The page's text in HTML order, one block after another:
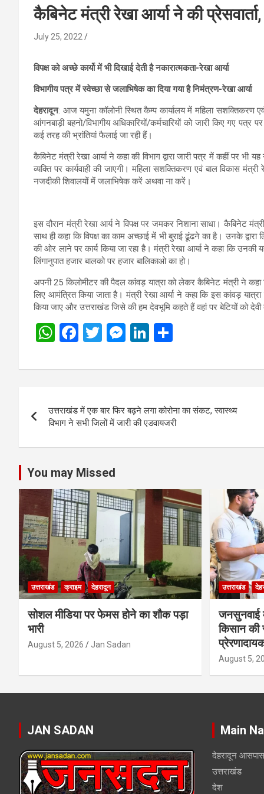
कैबिनेट मंत्री रेखा आर्या ने की प्रेसवार्ता,
July 25, 2022
विपक्ष को अच्छे कार्यो में भी दिखाई देती है नकारात्मकता-रेखा आर्या
विभागीय पत्र में स्वेच्छा से जलाभिषेक का दिया गया है निमंत्रण-रेखा आर्या
देहरादून: आज यमुना कॉलोनी स्थित कैम्प कार्यालय में महिला सशक्तिकरण
आंगनबाड़ी बहनो/विभागीय अधिकारियों/कर्मचारियों को जारी किए गए पत्र
कई तरह की भ्रांतियां फैलाई जा रही हैं।
कैबिनेट मंत्री रेखा आर्या ने कहा की विभाग द्वारा जारी पत्र में कहीं पर भी
व्यक्ति पर कार्यवाही की जाएगी। महिला सशक्तिकरण एवं बाल विकास
नजदीकी शिवालयों में जलाभिषेक करें अथवा ना करें।
इस दौरान मंत्री रेखा आर्य ने विपक्ष पर जमकर निशाना साधा। कैबिनेट
साथ ही कहा कि विपक्ष का काम अच्छाई में भी बुराई ढूंढने का है। उनके
की ओर लाने पर कार्य किया जा रहा है। मंत्री रेखा आर्या ने कहा कि
लिंगानुपात हजार बालको पर हजार बालिकाओ का हो।
अपनी 25 किलोमीटर की पैदल कांवड़ यात्रा को लेकर कैबिनेट मंत्री ने
लिए आमंत्रित किया जाता है। मंत्री रेखा आर्या ने कहा कि इस कांवड़
किया जाए और उत्तराखंड जिसे की हम देवभूमि कहते हैं वहां पर बेटियों को
W
at
A
p
p
F
ce
o
o
k
T
tt
M
se
g
er
Li
ke
n
ar
navigation
उत्तराखंड में एक बार फिर बढ़ने लगा कोरोना का संकट, स्वास्थ्य
विभाग ने सभी जिलों में जारी की एडवायजरी
You may Missed
उत्तराखंड क्राइम देहरादून
सोशल मीडिया पर फेमस होने का शौक पड़ा
भारी
August 5, 2026 Jan Sadan
उत्तराखंड
जनसुनवाई
किसान की
August 5,
JAN SADAN Main
देहरादून आसपास
उत्तराखंड
देश